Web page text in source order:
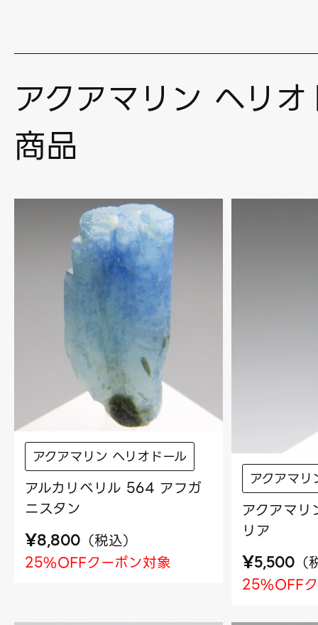
アクアマリン ヘリ
商品
アクアマリン ヘリオドール
アルカリベリル 564 アフガ
ニスタン
¥8,800 （税込）
25%OFFクーポン対象
アクアマ
アクアマ
リア
¥5,500 （
25%OFF